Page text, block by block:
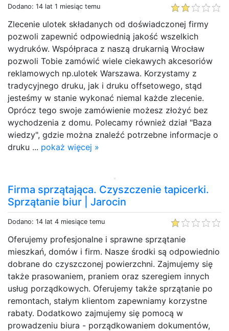
Dodano: 14 lat 1 miesiąc temu
Zlecenie ulotek składanych od doświadczonej firmy
pozwoli zapewnić odpowiednią jakość wszelkich
wydruków. Współpraca z naszą drukarnią Wrocław
pozwoli Tobie zamówić wiele ciekawych akcesoriów
reklamowych np.ulotek Warszawa. Korzystamy z
tradycyjnego druku, jak i druku offsetowego, stąd
jesteśmy w stanie wykonać niemal każde zlecenie.
Oprócz tego swoje zamówienie możesz złożyć bez
wychodzenia z domu. Polecamy również dział "Baza
wiedzy", gdzie można znaleźć potrzebne informacje o
druku ... pokaż więcej »
Firma sprzątająca. Czyszczenie tapicerki.
Sprzątanie biur | Jarocin
Dodano: 14 lat 4 miesiące temu
Oferujemy profesjonalne i sprawne sprzątanie
mieszkań, domów i firm. Nasze środki są odpowiednio
dobrane do czyszczonej powierzchni. Zajmujemy się
także prasowaniem, praniem oraz szeregiem innych
usług porządkowych. Oferujemy także sprzątanie po
remontach, stałym klientom zapewniamy korzystne
rabaty. Dodatkowo zajmujemy się pomocą w
prowadzeniu biura - porządkowaniem dokumentów,